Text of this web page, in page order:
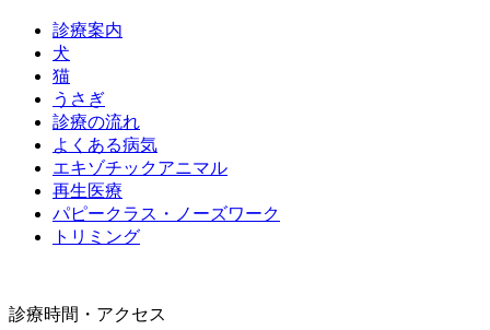
診療案内
犬
猫
うさぎ
診療の流れ
よくある病気
エキゾチックアニマル
再生医療
パピークラス・ノーズワーク
トリミング
診療時間・アクセス